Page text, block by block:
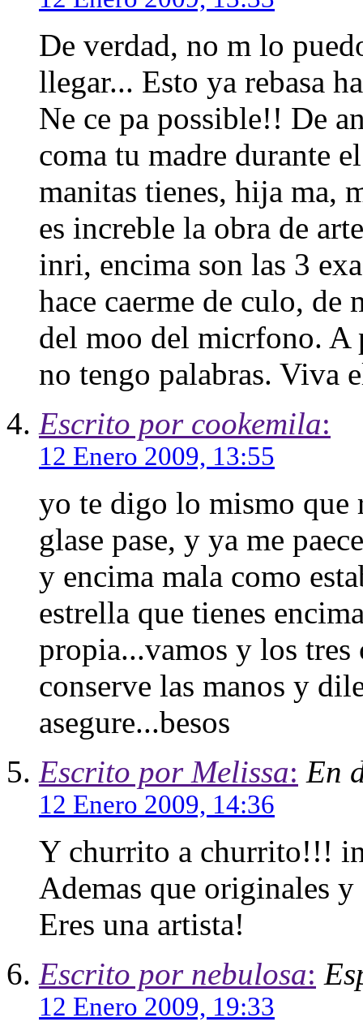
De verdad, no m lo
llegar... Esto ya rebasa
Ne ce pa possible!! De
coma tu madre durante
manitas tienes, hija ma,
es increble la obra de
inri, encima son las 3
hace caerme de culo, de
del moo del micrfono. A
no tengo palabras. Viva
Escrito por cookemila:
12 Enero 2009, 13:55
yo te digo lo mismo que
glase pase, y ya me
y encima mala como
estrella que tienes
propia...vamos y los
conserve las manos y
asegure...besos
Escrito por Melissa: En
12 Enero 2009, 14:36
Y churrito a churrito!!!
Ademas que originales
Eres una artista!
Escrito por nebulosa:
12 Enero 2009, 19:33